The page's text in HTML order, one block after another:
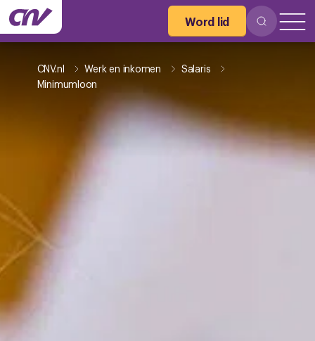
Word lid
CNV.nl Werk en inkomen
Salaris
Minimumloon